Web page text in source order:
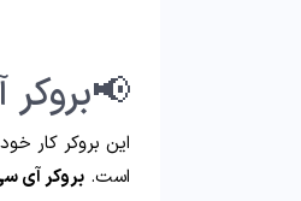
است. بروکر آی